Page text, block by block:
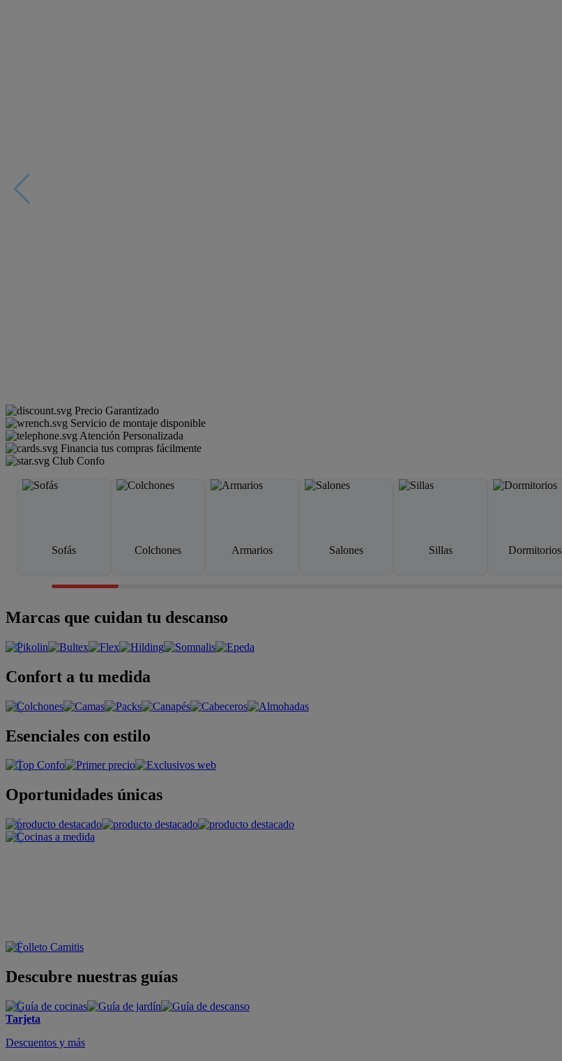
Precio Garantizado
Servicio de montaje disponible
Atención Personalizada
Financia tus compras fácilmente
Club Confo
Sofás Colchones Armarios Salones Sillas Dormitorios
Marcas que cuidan tu descanso
Confort a tu medida
Esenciales con estilo
Oportunidades únicas
Descubre nuestras guías
Tarjeta
Descuentos y más